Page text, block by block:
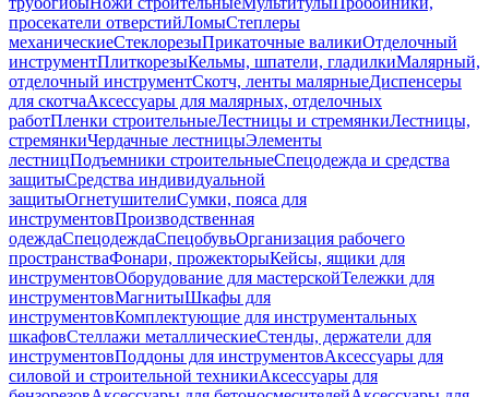
просекатели отверстийЛомыСтеплеры
механическиеСтеклорезыПрикаточные валикиОтделочный
инструментПлиткорезыКельмы, шпатели, гладилкиМалярный,
отделочный инструментСкотч, ленты малярныеДиспенсеры
для скотчаАксессуары для малярных, отделочных
работПленки строительныеЛестницы и стремянкиЛестницы,
стремянкиЧердачные лестницыЭлементы
лестницПодъемники строительныеСпецодежда и средства
защитыСредства индивидуальной
защитыОгнетушителиСумки, пояса для
инструментовПроизводственная
одеждаСпецодеждаСпецобувьОрганизация рабочего
пространстваФонари, прожекторыКейсы, ящики для
инструментовОборудование для мастерскойТележки для
инструментовМагнитыШкафы для
инструментовКомплектующие для инструментальных
шкафовСтеллажи металлическиеСтенды, держатели для
инструментовПоддоны для инструментовАксессуары для
силовой и строительной техникиАксессуары для